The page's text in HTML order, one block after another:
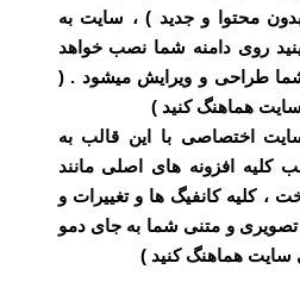
محتوا و جدید ) ، سایت به
روی دامنه شما نصب خواهد
طراحی و ویرایش میشود . (
سایت هماهنگ کنید )
اختصاصی با این قالب به
افزونه های اصلی مانند
، کلیه کانفیگ ها و تغییرات و
تصویری و متنی شما به جای دمو
سایت هماهنگ کنید )